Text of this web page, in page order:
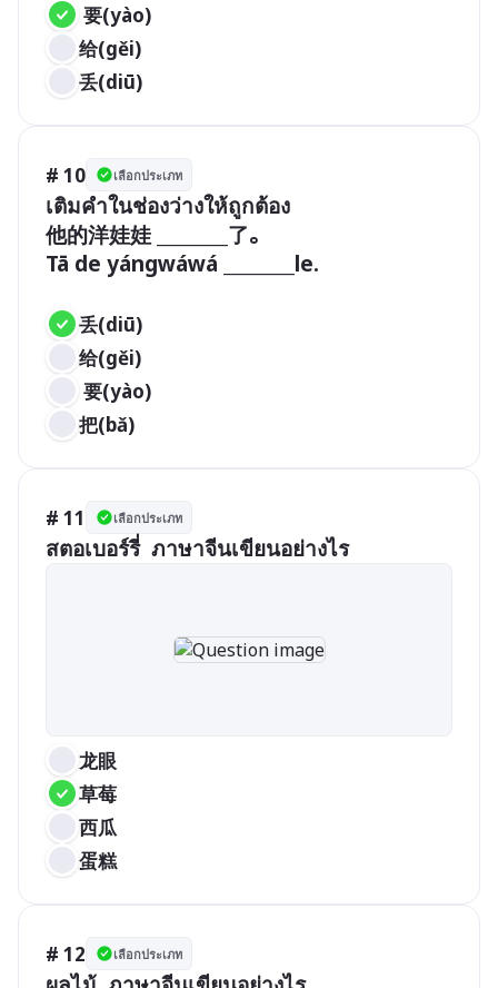
要(yào)
给(gěi)
丢(diū)
# 10 เลือกประเภท
เติมคำในช่องว่างให้ถูกต้อง
他的洋娃娃 ________了。
Tā de yángwáwá ________le.
丢(diū)
给(gěi)
要(yào)
把(bǎ)
# 11 เลือกประเภท
龙眼
草莓
西瓜
蛋糕
# 12 เลือกประเภท